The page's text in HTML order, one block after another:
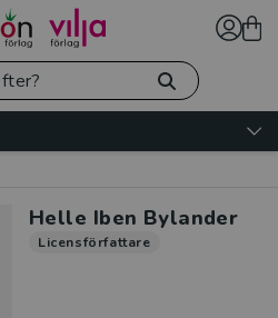
Helle Iben Bylander
Licensförfattare